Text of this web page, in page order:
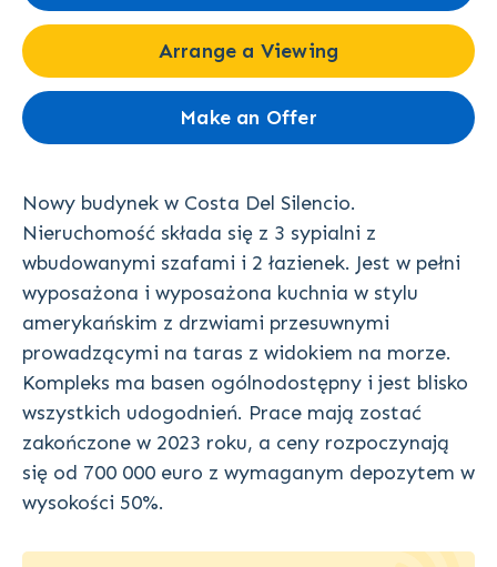
Arrange a Viewing
Make an Offer
Nowy budynek w Costa Del Silencio.
Nieruchomość składa się z 3 sypialni z
wbudowanymi szafami i 2 łazienek. Jest w pełni
wyposażona i wyposażona kuchnia w stylu
amerykańskim z drzwiami przesuwnymi
prowadzącymi na taras z widokiem na morze.
Kompleks ma basen ogólnodostępny i jest blisko
wszystkich udogodnień. Prace mają zostać
zakończone w 2023 roku, a ceny rozpoczynają
się od 700 000 euro z wymaganym depozytem w
wysokości 50%.